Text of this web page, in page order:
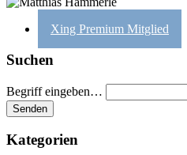
Xing Premium Mitglied
Suchen
Begriff eingeben…
Kategorien